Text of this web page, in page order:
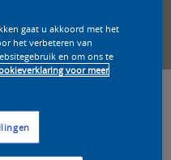
product in deze kleur
gaat u akkoord met het
het verbeteren van
en om ons te
voor meer